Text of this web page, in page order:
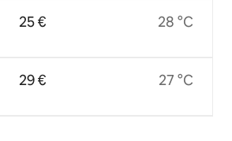
25 €
29 €
28 °C
27 °C